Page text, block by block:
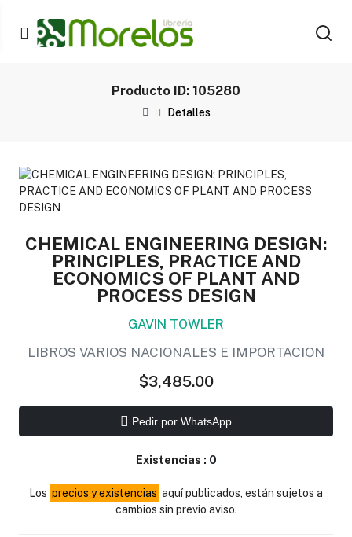
Producto ID: 105280
Detalles
CHEMICAL ENGINEERING DESIGN:
PRINCIPLES, PRACTICE AND
ECONOMICS OF PLANT AND
PROCESS DESIGN
GAVIN TOWLER
LIBROS VARIOS NACIONALES E IMPORTACION
$3,485.00
Pedir por WhatsApp
Existencias : 0
Los precios y existencias aquí publicados, están sujetos a
cambios sin previo aviso.